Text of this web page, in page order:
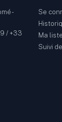
-
/ +33
Se
Ma
Suivi